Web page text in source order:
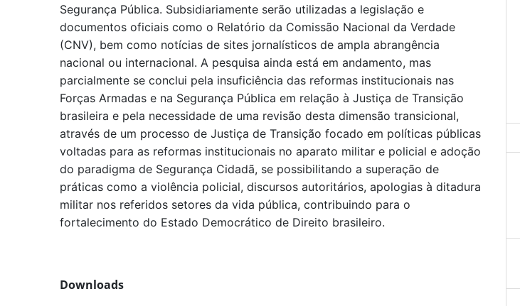
Segurança Pública. Subsidiariamente serão utilizadas a legislação e
documentos oficiais como o Relatório da Comissão Nacional da Verdade
(CNV), bem como notícias de sites jornalísticos de ampla abrangência
nacional ou internacional. A pesquisa ainda está em andamento, mas
parcialmente se conclui pela insuficiência das reformas institucionais nas
Forças Armadas e na Segurança Pública em relação à Justiça de Transição
brasileira e pela necessidade de uma revisão desta dimensão transicional,
através de um processo de Justiça de Transição focado em políticas públicas
voltadas para as reformas institucionais no aparato militar e policial e adoção
do paradigma de Segurança Cidadã, se possibilitando a superação de
práticas como a violência policial, discursos autoritários, apologias à ditadura
militar nos referidos setores da vida pública, contribuindo para o
fortalecimento do Estado Democrático de Direito brasileiro.
Downloads